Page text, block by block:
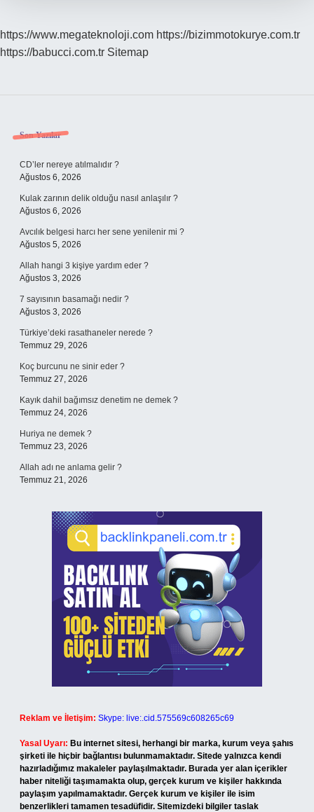
https://www.megateknoloji.com https://bizimmotokurye.com.tr
https://babucci.com.tr Sitemap
Sidebar
Son Yazılar
CD’ler nereye atılmalıdır ?
Ağustos 6, 2026
Kulak zarının delik olduğu nasıl anlaşılır ?
Ağustos 6, 2026
Avcılık belgesi harcı her sene yenilenir mi ?
Ağustos 5, 2026
Allah hangi 3 kişiye yardım eder ?
Ağustos 3, 2026
7 sayısının basamağı nedir ?
Ağustos 3, 2026
Türkiye’deki rasathaneler nerede ?
Temmuz 29, 2026
Koç burcunu ne sinir eder ?
Temmuz 27, 2026
Kayık dahil bağımsız denetim ne demek ?
Temmuz 24, 2026
Huriya ne demek ?
Temmuz 23, 2026
Allah adı ne anlama gelir ?
Temmuz 21, 2026
Reklam ve İletişim: Skype: live:.cid.575569c608265c69
Yasal Uyarı: Bu internet sitesi, herhangi bir marka, kurum veya şahıs
şirketi ile hiçbir bağlantısı bulunmamaktadır. Sitede yalnızca kendi
hazırladığımız makaleler paylaşılmaktadır. Burada yer alan içerikler
haber niteliği taşımamakta olup, gerçek kurum ve kişiler hakkında
paylaşım yapılmamaktadır. Gerçek kurum ve kişiler ile isim
benzerlikleri tamamen tesadüfidir. Sitemizdeki bilgiler taslak